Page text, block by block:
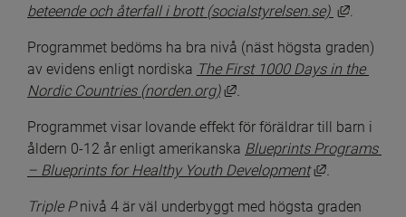
beteende och återfall i brott (socialstyrelsen.se)
Länk till
.
Programmet bedöms ha bra nivå (näst högsta graden)
av evidens enligt nordiska The First 1000 Days in the
Nordic Countries (norden.org)
Länk till annan
.
Programmet visar lovande effekt för föräldrar till barn i
åldern 0-12 år enligt amerikanska Blueprints Programs
– Blueprints for Healthy Youth Development
Länk till
.
Triple P nivå 4 är väl underbyggt med högsta graden